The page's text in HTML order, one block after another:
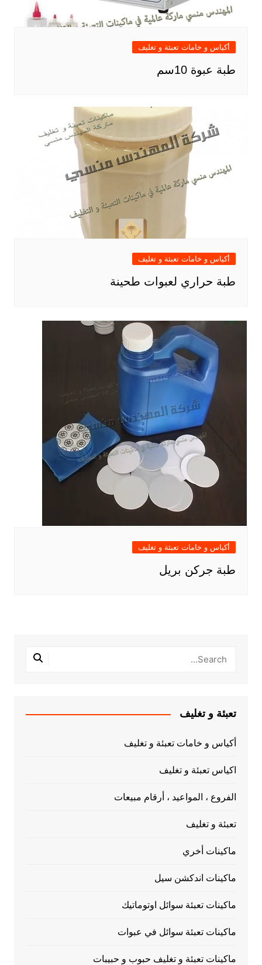
أكياس و خامات تعبئة و تغليف
طبة عبوة 10سم
أكياس و خامات تعبئة و تغليف
طبة حراري لعبوات طحينة
أكياس و خامات تعبئة و تغليف
طبة جركن بريل
تعبئة و تغليف
أكياس و خامات تعبئة و تغليف
اكياس تعبئة و تغليف
الفروع ، المواعيد ، أرقام مبيعات
تعبئة و تغليف
ماكينات أخري
ماكينات اندكشن سيل
ماكينات تعبئة سوائل اوتوماتيك
ماكينات تعبئة سوائل في عبوات
ماكينات تعبئة و تغليف حبوب و حبيبات